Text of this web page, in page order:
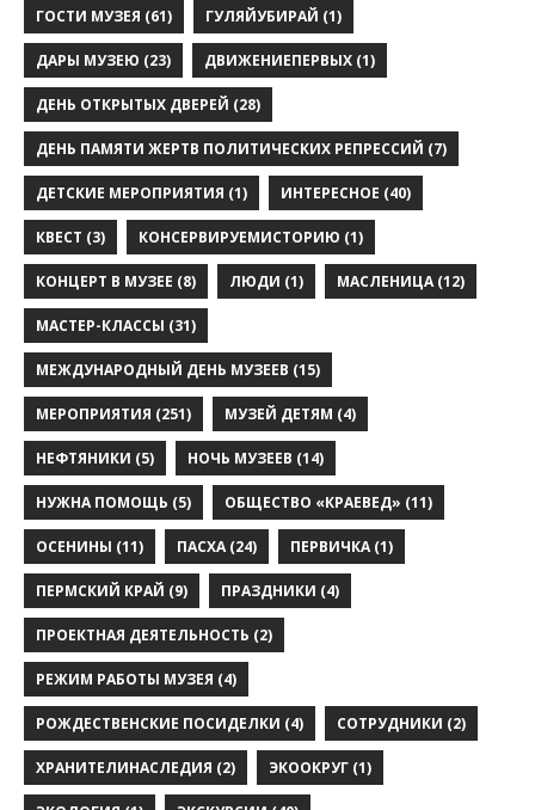
ГОСТИ МУЗЕЯ (61) ГУЛЯЙУБИРАЙ (1)
ДАРЫ МУЗЕЮ (23) ДВИЖЕНИЕПЕРВЫХ (1)
ДЕНЬ ОТКРЫТЫХ ДВЕРЕЙ (28)
ДЕНЬ ПАМЯТИ ЖЕРТВ ПОЛИТИЧЕСКИХ РЕПРЕССИЙ (7)
ДЕТСКИЕ МЕРОПРИЯТИЯ (1) ИНТЕРЕСНОЕ (40)
КВЕСТ (3) КОНСЕРВИРУЕМИСТОРИЮ (1)
КОНЦЕРТ В МУЗЕЕ (8) ЛЮДИ (1) МАСЛЕНИЦА(12)
МАСТЕР-КЛАССЫ (31)
МЕЖДУНАРОДНЫЙ ДЕНЬ МУЗЕЕВ (15)
МЕРОПРИЯТИЯ (251) МУЗЕЙ ДЕТЯМ (4)
НЕФТЯНИКИ (5) НОЧЬ МУЗЕЕВ (14)
НУЖНА ПОМОЩЬ (5) ОБЩЕСТВО «КРАЕВЕД» (11)
ОСЕНИНЫ (11) ПАСХА(24) ПЕРВИЧКА(1)
ПЕРМСКИЙ КРАЙ (9) ПРАЗДНИКИ (4)
ПРОЕКТНАЯ ДЕЯТЕЛЬНОСТЬ (2)
РЕЖИМ РАБОТЫ МУЗЕЯ (4)
РОЖДЕСТВЕНСКИЕ ПОСИДЕЛКИ (4) СОТРУДНИКИ (2)
ХРАНИТЕЛИНАСЛЕДИЯ (2) ЭКООКРУГ (1)